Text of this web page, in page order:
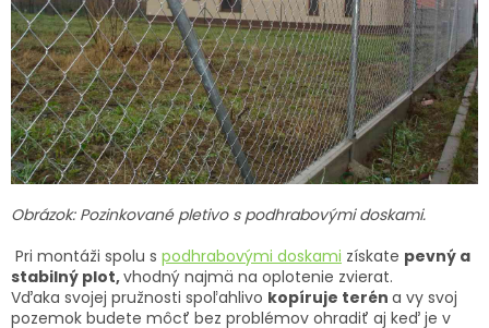
Obrázok: Pozinkované pletivo s podhrabovými doskami.
Pri montáži spolu s podhrabovými doskami získate pevný a
stabilný plot,vhodný najmä na oplotenie zvierat.
Vďaka svojej pružnosti spoľahlivo kopíruje terén a vy svoj
pozemok budete môcť bez problémov ohradiť aj keď je v